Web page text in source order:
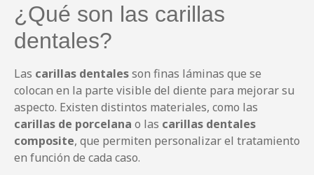
¿Qué son las carillas
dentales?
Las carillas dentalesson finas láminas que se
colocan en la parte visible del diente para mejorar su
aspecto. Existen distintos materiales, como las
carillas de porcelana o las carillas dentales
composite, que permiten personalizar el tratamiento
en función de cada caso.